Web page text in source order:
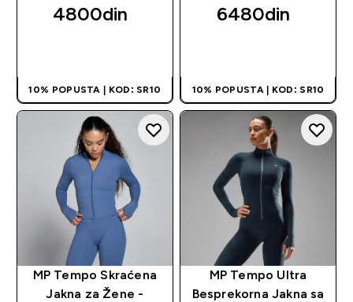
4800din‎
10% POPUSTA | KOD: SR10
6480din‎
10% POPUSTA | KOD: SR10
MP Tempo Skraćena
Jakna za Žene -
MP Tempo Ultra
Besprekorna Jakna sa